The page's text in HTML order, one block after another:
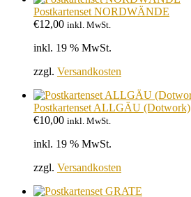
Postkartenset NORDWÄNDE
€12,00 inkl. MwSt.
inkl. 19 % MwSt.
zzgl. Versandkosten
Postkartenset ALLGÄU (Dotwork)
€10,00 inkl. MwSt.
inkl. 19 % MwSt.
zzgl. Versandkosten